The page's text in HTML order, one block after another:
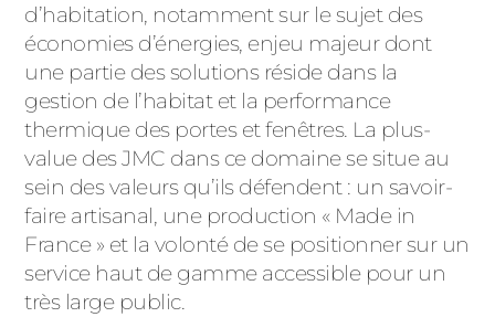
d’habitation, notamment sur le sujet des
économies d’énergies, enjeu majeur dont
une partie des solutions réside dans la
gestion de l’habitat et la performance
thermique des portes et fenêtres. La plus-
value des JMC dans ce domaine se situe au
sein des valeurs qu’ils défendent : un savoir-
faire artisanal, une production « Made in
France » et la volonté de se positionner sur un
service haut de gamme accessible pour un
très large public.